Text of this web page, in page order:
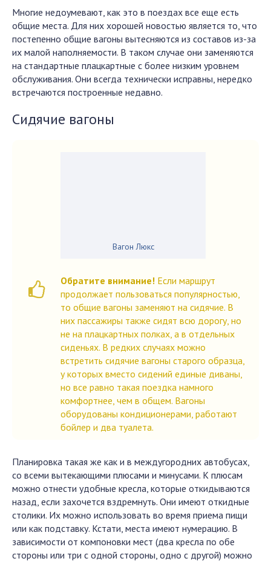
Многие недоумевают, как это в поездах все еще есть
общие места. Для них хорошей новостью является то, что
постепенно общие вагоны вытесняются из составов из-за
их малой наполняемости. В таком случае они заменяются
на стандартные плацкартные с более низким уровнем
обслуживания. Они всегда технически исправны, нередко
встречаются построенные недавно.
Сидячие вагоны
Вагон Люкс
Обратите внимание! Если маршрут
продолжает пользоваться популярностью,
то общие вагоны заменяют на сидячие. В
них пассажиры также сидят всю дорогу, но
не на плацкартных полках, а в отдельных
сиденьях. В редких случаях можно
встретить сидячие вагоны старого образца,
у которых вместо сидений единые диваны,
но все равно такая поездка намного
комфортнее, чем в общем. Вагоны
оборудованы кондиционерами, работают
бойлер и два туалета.
Планировка такая же как и в междугородних автобусах,
со всеми вытекающими плюсами и минусами. К плюсам
можно отнести удобные кресла, которые откидываются
назад, если захочется вздремнуть. Они имеют откидные
столики. Их можно использовать во время приема пищи
или как подставку. Кстати, места имеют нумерацию. В
зависимости от компоновки мест (два кресла по обе
стороны или три с одной стороны, одно с другой) можно